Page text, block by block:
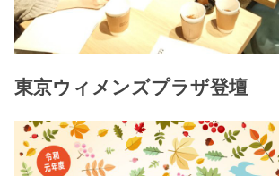
東京ウィメンズプラザ登壇